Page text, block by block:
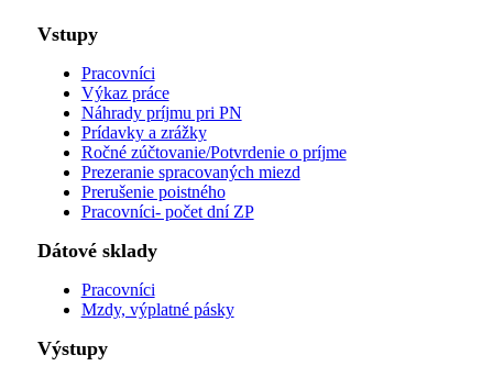
Vstupy
Pracovníci
Výkaz práce
Náhrady príjmu pri PN
Prídavky a zrážky
Ročné zúčtovanie/Potvrdenie o príjme
Prezeranie spracovaných miezd
Prerušenie poistného
Pracovníci- počet dní ZP
Dátové sklady
Pracovníci
Mzdy, výplatné pásky
Výstupy